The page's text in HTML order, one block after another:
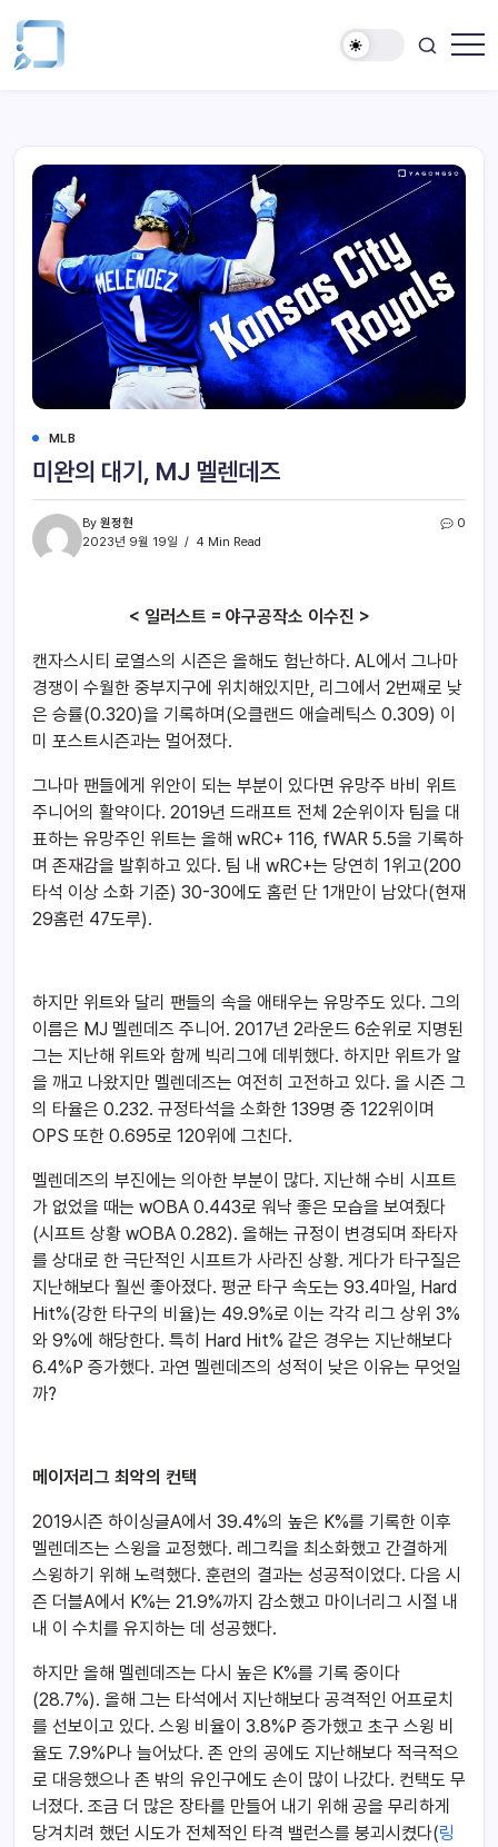
MLB
미완의 대기, MJ 멜렌데즈
By 원정현
2023년 9월 19일
4 Min Read
0
< 일러스트 = 야구공작소 이수진 >
캔자스시티 로열스의 시즌은 올해도 험난하다. AL에서 그나마
경쟁이 수월한 중부지구에 위치해있지만, 리그에서 2번째로 낮
은 승률(0.320)을 기록하며(오클랜드 애슬레틱스 0.309) 이
미 포스트시즌과는 멀어졌다.
그나마 팬들에게 위안이 되는 부분이 있다면 유망주 바비 위트
주니어의 활약이다. 2019년 드래프트 전체 2순위이자 팀을 대
표하는 유망주인 위트는 올해 wRC+ 116, fWAR 5.5을 기록하
며 존재감을 발휘하고 있다. 팀 내 wRC+는 당연히 1위고(200
타석 이상 소화 기준) 30-30에도 홈런 단 1개만이 남았다(현재
29홈런 47도루).
하지만 위트와 달리 팬들의 속을 애태우는 유망주도 있다. 그의
이름은 MJ 멜렌데즈 주니어. 2017년 2라운드 6순위로 지명된
그는 지난해 위트와 함께 빅리그에 데뷔했다. 하지만 위트가 알
을 깨고 나왔지만 멜렌데즈는 여전히 고전하고 있다. 올 시즌 그
의 타율은 0.232. 규정타석을 소화한 139명 중 122위이며
OPS 또한 0.695로 120위에 그친다.
멜렌데즈의 부진에는 의아한 부분이 많다. 지난해 수비 시프트
가 없었을 때는 wOBA 0.443로 워낙 좋은 모습을 보여줬다
(시프트 상황 wOBA 0.282). 올해는 규정이 변경되며 좌타자
를 상대로 한 극단적인 시프트가 사라진 상황. 게다가 타구질은
지난해보다 훨씬 좋아졌다. 평균 타구 속도는 93.4마일, Hard
Hit%(강한 타구의 비율)는 49.9%로 이는 각각 리그 상위 3%
와 9%에 해당한다. 특히 Hard Hit% 같은 경우는 지난해보다
6.4%P 증가했다. 과연 멜렌데즈의 성적이 낮은 이유는 무엇일
까?
메이저리그 최악의 컨택
2019시즌 하이싱글A에서 39.4%의 높은 K%를 기록한 이후
멜렌데즈는 스윙을 교정했다. 레그킥을 최소화했고 간결하게
스윙하기 위해 노력했다. 훈련의 결과는 성공적이었다. 다음 시
즌 더블A에서 K%는 21.9%까지 감소했고 마이너리그 시절 내
내 이 수치를 유지하는 데 성공했다.
하지만 올해 멜렌데즈는 다시 높은 K%를 기록 중이다
(28.7%). 올해 그는 타석에서 지난해보다 공격적인 어프로치
를 선보이고 있다. 스윙 비율이 3.8%P 증가했고 초구 스윙 비
율도 7.9%P나 늘어났다. 존 안의 공에도 지난해보다 적극적으
로 대응했으나 존 밖의 유인구에도 손이 많이 나갔다. 컨택도 무
너졌다. 조금 더 많은 장타를 만들어 내기 위해 공을 무리하게
당겨치려 했던 시도가 전체적인 타격 밸런스를 붕괴시켰다(링